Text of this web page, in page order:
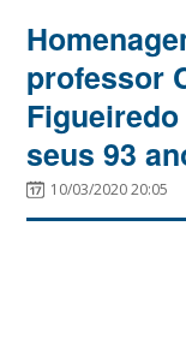
professor
seus 93
10/03/2020 20:05